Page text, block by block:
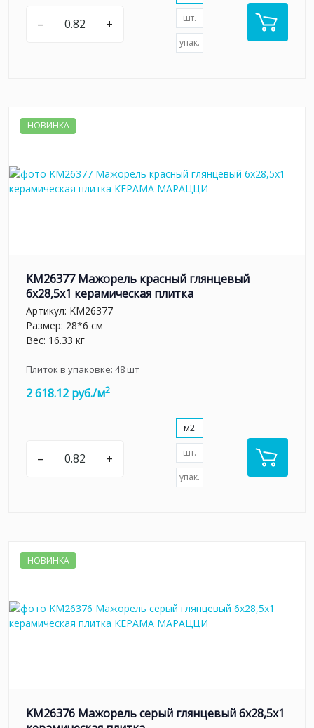
– + шт.
упак.
НОВИНКА
KM26377 Мажорель красный глянцевый
6x28,5x1 керамическая плитка
Артикул: KM26377
Размер: 28*6 см
Вес: 16.33 кг
Плиток в упаковке: 48шт
2 618.12 руб./м2
– +
м2
шт.
упак.
НОВИНКА
KM26376 Мажорель серый глянцевый 6x28,5x1